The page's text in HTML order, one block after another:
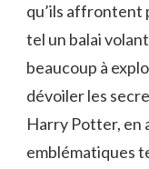
qu’ils affrontent
tel un balai
beaucoup à
dévoiler les
Harry Potter, en
emblématiques